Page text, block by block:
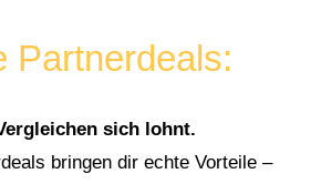
Partnerdeals:
sich lohnt.
bringen dir echte Vorteile –